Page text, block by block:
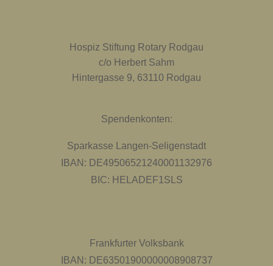
Hospiz Stiftung Rotary Rodgau
c/o Herbert Sahm
Hintergasse 9, 63110 Rodgau
Spendenkonten:
Sparkasse Langen-Seligenstadt
IBAN: DE49506521240001132976
BIC: HELADEF1SLS
Frankfurter Volksbank
IBAN: DE63501900000008908737